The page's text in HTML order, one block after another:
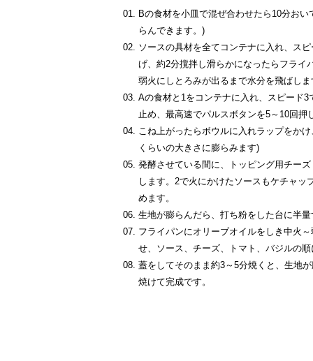
Bの食材を小皿で混ぜ合わせたら10分お
らんできます。)
ソースの具材を全てコンテナに入れ、ス
げ、約2分撹拌し滑らかになったらフライ
弱火にしとろみが出るまで水分を飛ばしま
Aの食材と1をコンテナに入れ、スピード
止め、最高速でパルスボタンを5～10回押
こね上がったらボウルに入れラップをか
くらいの大きさに膨らみます)
発酵させている間に、トッピング用チー
します。2で火にかけたソースもケチャッ
めます。
生地が膨らんだら、打ち粉をした台に半
フライパンにオリーブオイルをしき中火
せ、ソース、チーズ、トマト、バジルの
蓋をしてそのまま約3～5分焼くと、生地
焼けて完成です。